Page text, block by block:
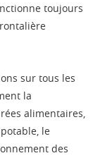
toujours
sur tous les
la
alimentaires,
le
des